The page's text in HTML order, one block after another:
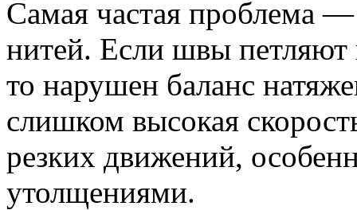
Самая частая проблема
нитей. Если швы петляют
то нарушен баланс
слишком высокая
резких движений,
утолщениями.